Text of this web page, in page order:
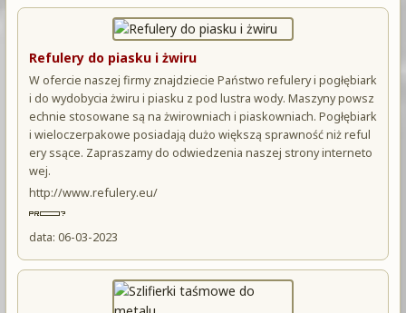
Refulery do piasku i żwiru
W ofercie naszej firmy znajdziecie Państwo refulery i pogłębiark
i do wydobycia żwiru i piasku z pod lustra wody. Maszyny powsz
echnie stosowane są na żwirowniach i piaskowniach. Pogłębiark
i wieloczerpakowe posiadają dużo większą sprawność niż reful
ery ssące. Zapraszamy do odwiedzenia naszej strony interneto
wej.
http://www.refulery.eu/
data: 06-03-2023